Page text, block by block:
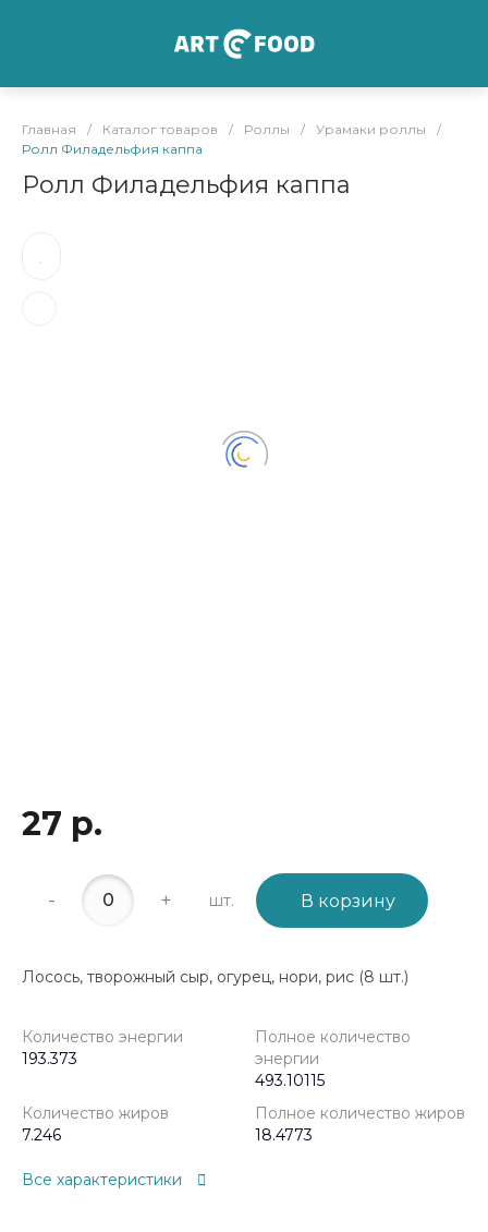
Главная / Каталог товаров / Роллы / Урамаки роллы
/
Ролл Филадельфия каппа
Ролл Филадельфия каппа
27 р.
- + шт. В корзину
Лосось, творожный сыр, огурец, нори, рис (8 шт.)
Количество энергии
193.373
Полное количество
энергии
493.10115
Количество жиров
7.246
Полное количество жиров
18.4773
Все характеристики